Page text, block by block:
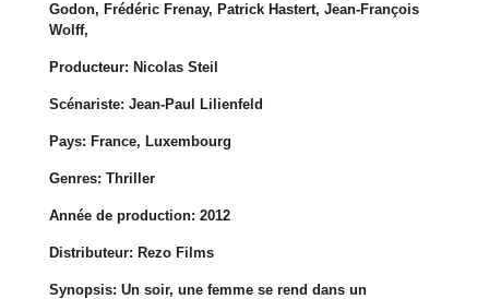
Godon, Frédéric Frenay, Patrick Hastert, Jean-François
Wolff,
Producteur: Nicolas Steil
Scénariste: Jean-Paul Lilienfeld
Pays: France, Luxembourg
Genres: Thriller
Année de production: 2012
Distributeur: Rezo Films
Synopsis: Un soir, une femme se rend dans un